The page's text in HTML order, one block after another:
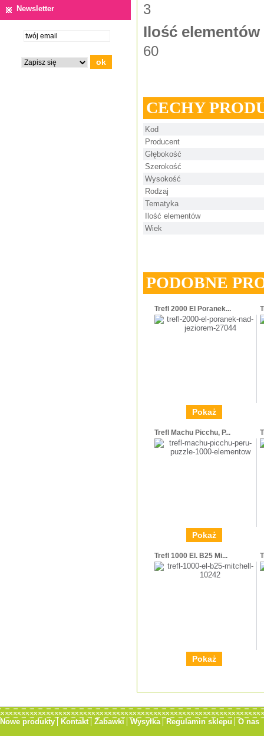
Newsletter 3
Ilość elementów
60
CECHY
Kod
Producent
Głębokość
Szerokość
Wysokość
Rodzaj
Tematyka
Ilość elementów
Wiek
PODOBNE
Trefl 2000 El Poranek...
Pokaż
Trefl Machu Picchu, P...
Pokaż
Trefl 1000 El. B25 Mi...
Pokaż
Nowe produkty Kontakt Zabawki Wysyłka Regulamin sklepu O nas